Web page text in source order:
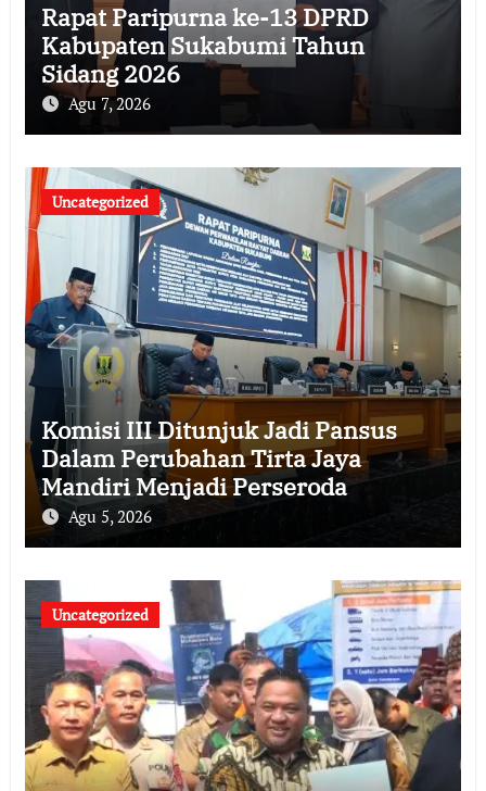
Rapat Paripurna ke-13 DPRD
Kabupaten Sukabumi Tahun
Sidang 2026
Agu 7, 2026
Uncategorized
Komisi III Ditunjuk Jadi Pansus
Dalam Perubahan Tirta Jaya
Mandiri Menjadi Perseroda
Agu 5, 2026
Uncategorized